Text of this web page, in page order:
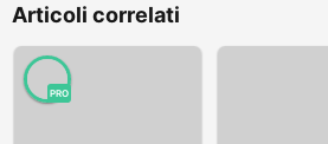
Articoli correlati
PRO